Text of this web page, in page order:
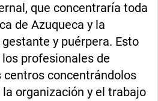
que concentraría toda
de Azuqueca y la
y puérpera. Esto
profesionales de
concentrándolos
organización y el trabajo